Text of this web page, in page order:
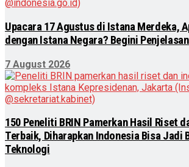
Upacara 17 Agustus di Istana Merdeka,
dengan Istana Negara? Begini
7 August 2026
150 Peneliti BRIN Pamerkan Hasil Riset
Terbaik, Diharapkan Indonesia Bisa Jadi
Teknologi